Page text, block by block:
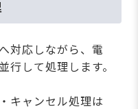
対応しながら、電
行して処理します。
キャンセル処理は